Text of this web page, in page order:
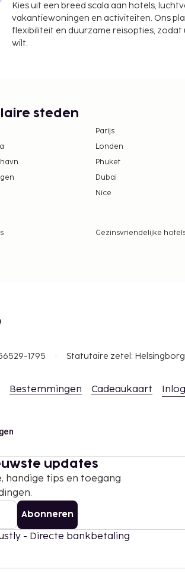
Kies uit een breed scala aan hotels,
vakantiewoningen en activiteiten. Ons
flexibiliteit en duurzame reisopties, zodat
wilt.
steden
Parijs
Londen
Phuket
Dubai
Nice
Gezinsvriendelijke
1795 Statutaire zetel:
Bestemmingen Cadeaukaart
updates
handige tips en toegang
Abonneren